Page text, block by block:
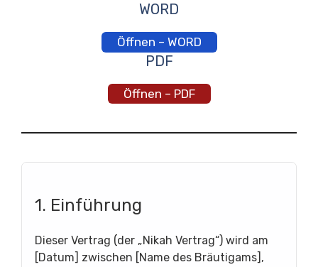
WORD
Öffnen – WORD
PDF
Öffnen – PDF
1. Einführung
Dieser Vertrag (der „Nikah Vertrag“) wird am
[Datum] zwischen [Name des Bräutigams],